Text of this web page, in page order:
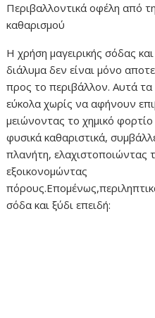
Περιβαλλοντικά οφέλη από
καθαρισμού
Η χρήση μαγειρικής σόδας
διάλυμα δεν είναι μόνο
προς το περιβάλλον. Αυτά
εύκολα χωρίς να αφήνουν
μειώνοντας το χημικό
φυσικά καθαριστικά,
πλανήτη, ελαχιστοποιώντας
εξοικονομώντας
σόδα και ξύδι επειδή: